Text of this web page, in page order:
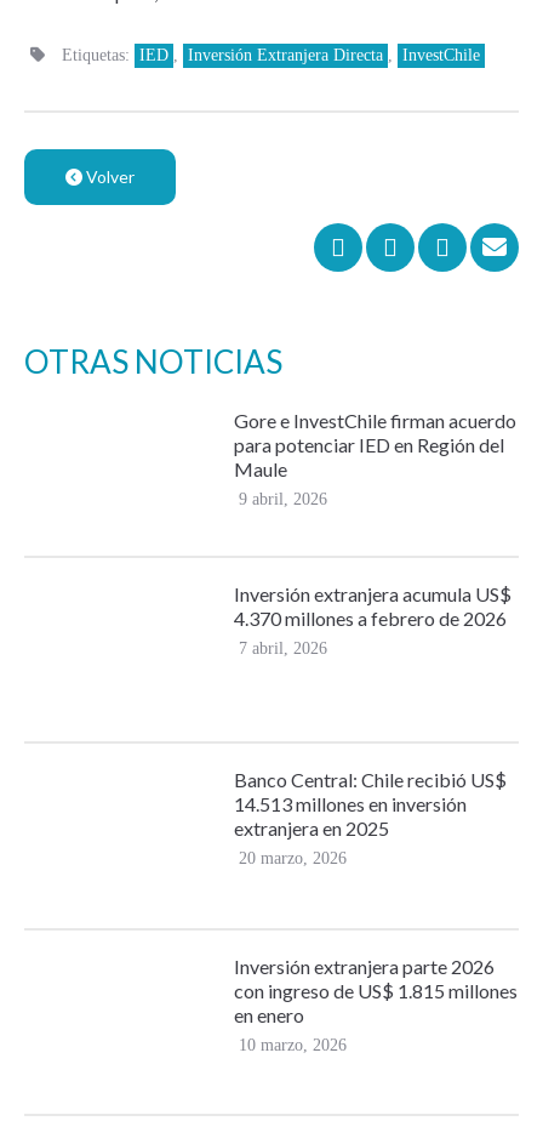
Etiquetas: IED , Inversión Extranjera Directa , InvestChile
Volver
OTRAS NOTICIAS
Gore e InvestChile firman acuerdo
para potenciar IED en Región del
Maule
9 abril, 2026
Inversión extranjera acumula US$
4.370 millones a febrero de 2026
7 abril, 2026
Banco Central: Chile recibió US$
14.513 millones en inversión
extranjera en 2025
20 marzo, 2026
Inversión extranjera parte 2026
con ingreso de US$ 1.815 millones
en enero
10 marzo, 2026